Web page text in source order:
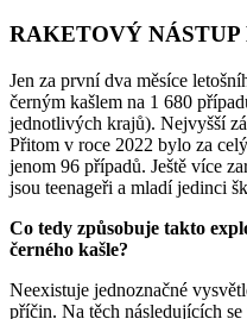
RAKETOVÝ
Jen za první dva měsíce
černým kašlem na 1 680
jednotlivých krajů). Nejvyšší
Přitom v roce 2022 bylo za
jenom 96 případů. Ještě více
jsou teenageři a mladí jedinci
Co tedy způsobuje takto
černého kašle?
Neexistuje jednoznačné
příčin. Na těch následujících